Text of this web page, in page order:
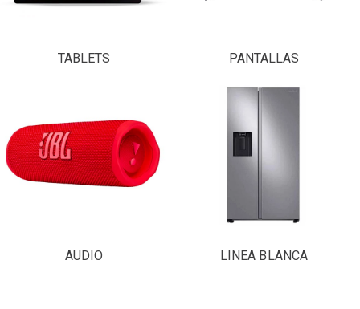
TABLETS PANTALLAS
AUDIO LINEA BLANCA